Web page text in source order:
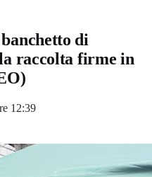
di
raccolta firme in
12:39